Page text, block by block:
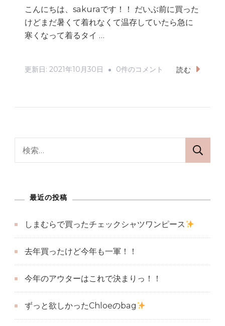
こんにちは、sakuraです！！ だいぶ前に買った
けどまだ暑くて着れなくて温存していたら急に
寒くなって着るタイ …
更新日: 2021年10月30日
し
ェ
ク
ツ
ン
0件のコメント 読む
最近の投稿
しまむらで買ったチェックシャツワンピース
去年買ったけど今年も一軍！！
今年のアウターはこれで決まりっ！！
ずっと欲しかったChloeのbag